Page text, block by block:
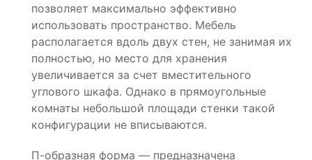
позволяет максимально эффективно
использовать пространство. Мебель
располагается вдоль двух стен, не занимая их
полностью, но место для хранения
увеличивается за счет вместительного
углового шкафа. Однако в прямоугольные
комнаты небольшой площади стенки такой
конфигурации не вписываются.
П-образная форма — предназначена